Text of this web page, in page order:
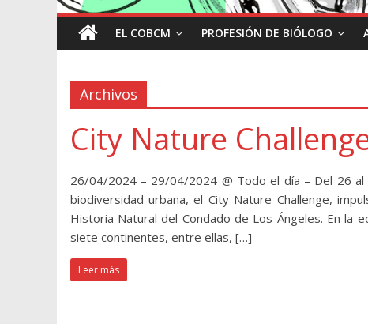
EL COBCM PROFESIÓN DE BIÓLOGO
Archivos
City Nature
26/04/2024 – 29/04/2024 @ Todo el día – Del 26
biodiversidad urbana, el City Nature Challenge,
Historia Natural del Condado de Los Ángeles. En la
siete continentes, entre ellas, […]
Leer más